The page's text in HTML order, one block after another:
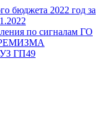
бюджета 2022 год за
по сигналам ГО
ГП49